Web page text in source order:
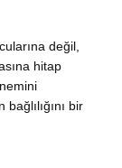
değil,
hitap
bir